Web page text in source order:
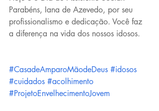
Parabéns, Iana de Azevedo, por seu
profissionalismo e dedicação. Você faz
a diferença na vida dos nossos idosos.
#CasadeAmparoMãodeDeus #idosos
#cuidados #acolhimento
#ProjetoEnvelhecimentoJovem